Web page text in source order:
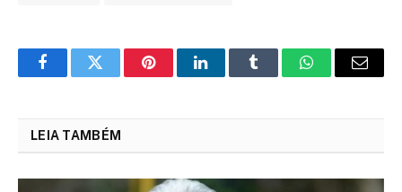
FacebookTwitter PinterestLinkedInTumblr WhatsAppEmail
LEIA TAMBÉM